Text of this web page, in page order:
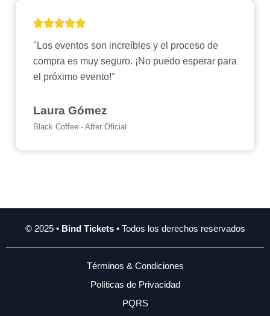
"Los eventos son increíbles y el proceso de
compra es muy seguro. ¡No puedo esperar para
el próximo evento!"
Laura Gómez
Black Coffee - After Oficial
© 2025 • Bind Tickets• Todos los derechos reservados
Términos & Condiciones
Políticas de Privacidad
PQRS